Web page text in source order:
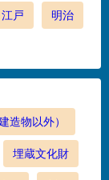
江戸 明治
造物以外）
埋蔵文化財